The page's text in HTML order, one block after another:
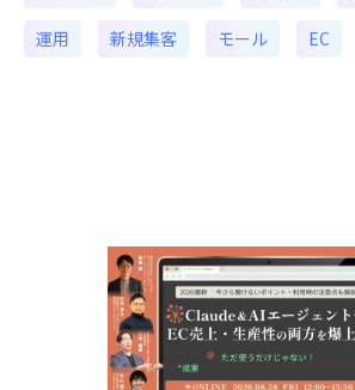
運用 新規集客 モール EC